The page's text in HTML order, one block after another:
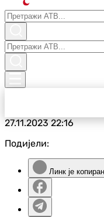
27.11.202322:16
Подијели:
Линк је